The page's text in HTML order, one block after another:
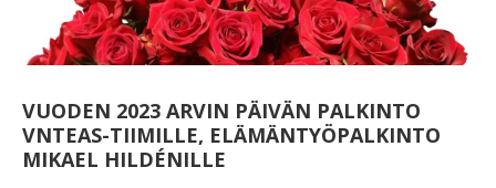
VUODEN 2023 ARVIN PÄIVÄN PALKINTO
VNTEAS-TIIMILLE, ELÄMÄNTYÖPALKINTO
MIKAEL HILDÉNILLE